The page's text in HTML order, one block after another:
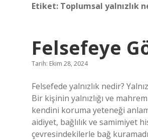
Etiket: Toplumsal yalnızlık
Felsefeye
Tarih: Ekim 28, 2024
Felsefede yalnızlık nedir?
Bir kişinin yalnızlığı ve
kendini koruma yeteneği
aidiyet, bağlılık ve samimiyet
çevresindekilerle bağ